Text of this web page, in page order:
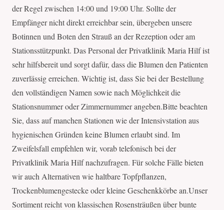
der Regel zwischen 14:00 und 19:00 Uhr. Sollte der
Empfänger nicht direkt erreichbar sein, übergeben unsere
Botinnen und Boten den Strauß an der Rezeption oder am
Stationsstützpunkt. Das Personal der Privatklinik Maria Hilf ist
sehr hilfsbereit und sorgt dafür, dass die Blumen den Patienten
zuverlässig erreichen. Wichtig ist, dass Sie bei der Bestellung
den vollständigen Namen sowie nach Möglichkeit die
Stationsnummer oder Zimmernummer angeben.Bitte beachten
Sie, dass auf manchen Stationen wie der Intensivstation aus
hygienischen Gründen keine Blumen erlaubt sind. Im
Zweifelsfall empfehlen wir, vorab telefonisch bei der
Privatklinik Maria Hilf nachzufragen. Für solche Fälle bieten
wir auch Alternativen wie haltbare Topfpflanzen,
Trockenblumengestecke oder kleine Geschenkkörbe an.Unser
Sortiment reicht von klassischen Rosensträußen über bunte